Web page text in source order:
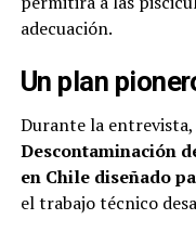
adecuación.
Un plan
Durante la entrevista,
Descontaminación
en Chile diseñado
el trabajo técnico